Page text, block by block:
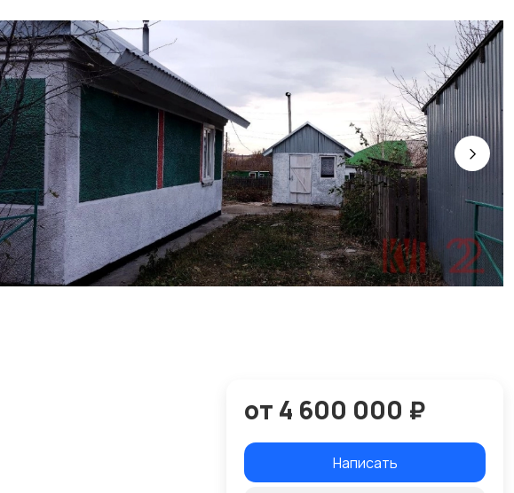
от 4 600 000 ₽
Написать